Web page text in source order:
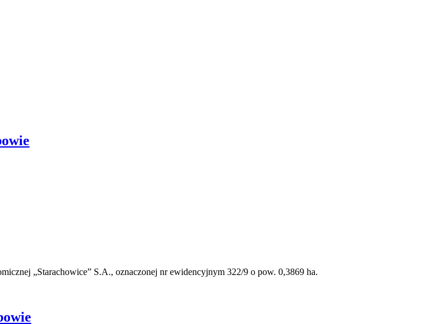
„Starachowice” S.A., oznaczonej nr ewidencyjnym 322/9 o pow. 0,3869 ha.